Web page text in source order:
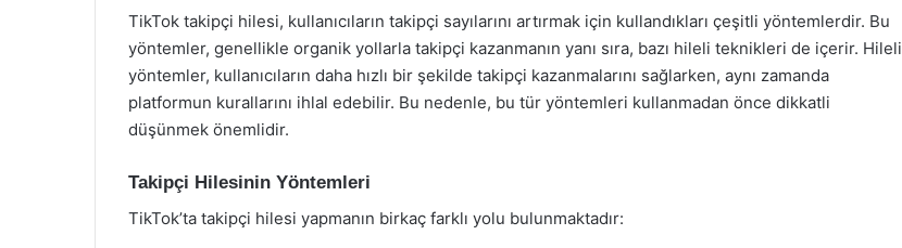
TikTok takipçi hilesi, kullanıcıların takipçi sayılarını artırmak için kullandıkları çeşitli yöntemlerdir. Bu
yöntemler, genellikle organik yollarla takipçi kazanmanın yanı sıra, bazı hileli teknikleri de içerir. Hileli
yöntemler, kullanıcıların daha hızlı bir şekilde takipçi kazanmalarını sağlarken, aynı zamanda
platformun kurallarını ihlal edebilir. Bu nedenle, bu tür yöntemleri kullanmadan önce dikkatli
düşünmek önemlidir.
Takipçi Hilesinin Yöntemleri
TikTok’ta takipçi hilesi yapmanın birkaç farklı yolu bulunmaktadır: